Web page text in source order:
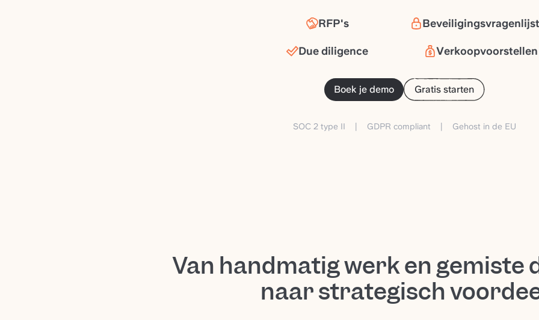
RFP's
Due diligence Verkoopvoorstellen
Boek je demo Gratis starten
SOC 2 type II GDPR compliant Gehost in de EU
Van handmatig werk en gemiste
naar strategisch